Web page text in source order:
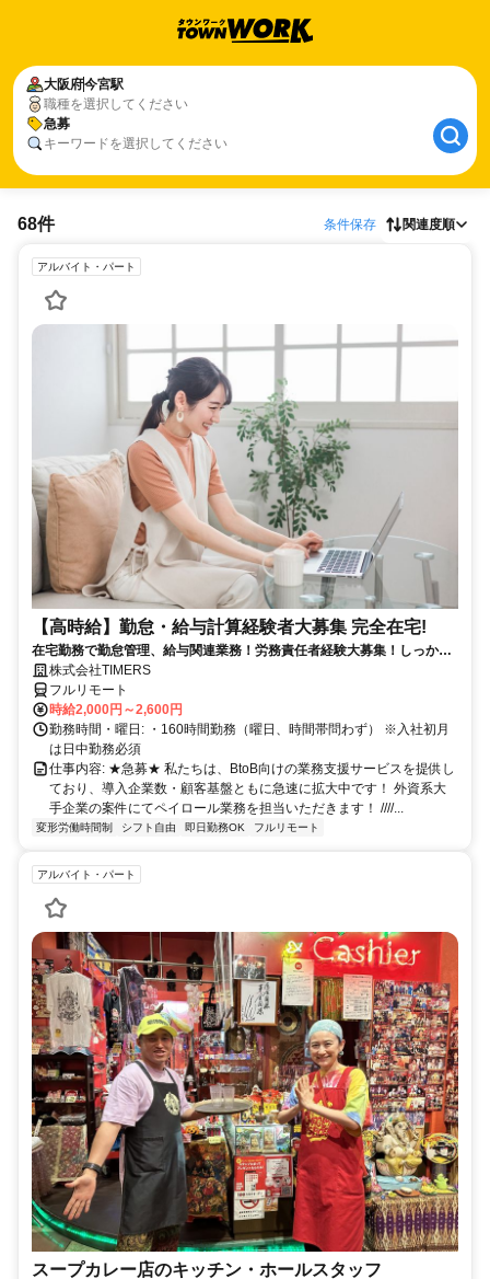
大阪府今宮駅
職種を選択してください
急募
キーワードを選択してください
68件 条件保存 関連度順
アルバイト・パート
【高時給】勤怠・給与計算経験者大募集 完全在宅!
在宅勤務で勤怠管理、給与関連業務！労務責任者経験大募集！しっかり
稼ぎたい方、注目！
株式会社TIMERS
フルリモート
時給2,000円～2,600円
勤務時間・曜日: ・160時間勤務（曜日、時間帯問わず） ※入社初月
は日中勤務必須
仕事内容: ★急募★ 私たちは、BtoB向けの業務支援サービスを提供し
ており、導入企業数・顧客基盤ともに急速に拡大中です！ 外資系大
手企業の案件にてペイロール業務を担当いただきます！ ////...
変形労働時間制 シフト自由 即日勤務OK フルリモート
アルバイト・パート
スープカレー店のキッチン・ホールスタッフ